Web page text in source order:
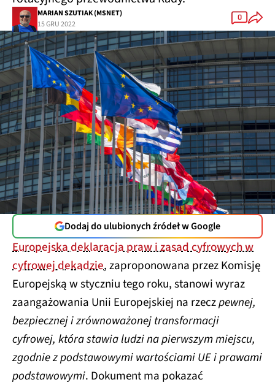
MARIAN SZUTIAK (MSNET)
15 GRU 2022
0
Dodaj do ulubionych źródeł w Google
Europejska deklaracja praw i zasad cyfrowych w
cyfrowej dekadzie, zaproponowana przez Komisję
Europejską w styczniu tego roku, stanowi wyraz
zaangażowania Unii Europejskiej na rzeczpewnej,
bezpiecznej i zrównoważonej transformacji
cyfrowej, która stawia ludzi na pierwszym miejscu,
zgodnie z podstawowymi wartościami UE i prawami
podstawowymi. Dokument ma pokazać